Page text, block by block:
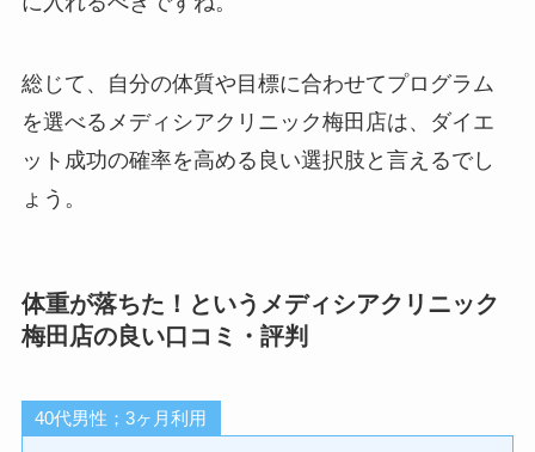
総じて、自分の体質や目標に合わせてプログラム
を選べるメディシアクリニック梅田店は、ダイエ
ット成功の確率を高める良い選択肢と言えるでし
ょう。
体重が落ちた！というメディシアクリニック
梅田店の良い口コミ・評判
40代男性；3ヶ月利用